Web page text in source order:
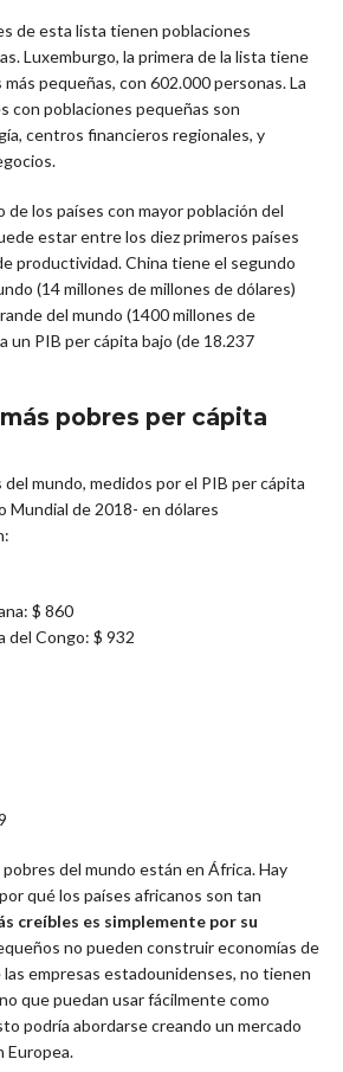
de esta lista tienen poblaciones
Luxemburgo, la primera de la lista tiene
pequeñas, con 602.000 personas. La
con poblaciones pequeñas son
centros financieros regionales, y
de los países con mayor población del
estar entre los diez primeros países
productividad. China tiene el segundo
(14 millones de millones de dólares)
del mundo (1400 millones de
un PIB per cápita bajo (de 18.237
pobres per cápita
del mundo, medidos por el PIB per cápita
Mundial de 2018- en dólares
$ 860
del Congo: $ 932
pobres del mundo están en África. Hay
qué los países africanos son tan
creíbles es simplemente por su
no pueden construir economías de
las empresas estadounidenses, no tienen
que puedan usar fácilmente como
podría abordarse creando un mercado
Europea.